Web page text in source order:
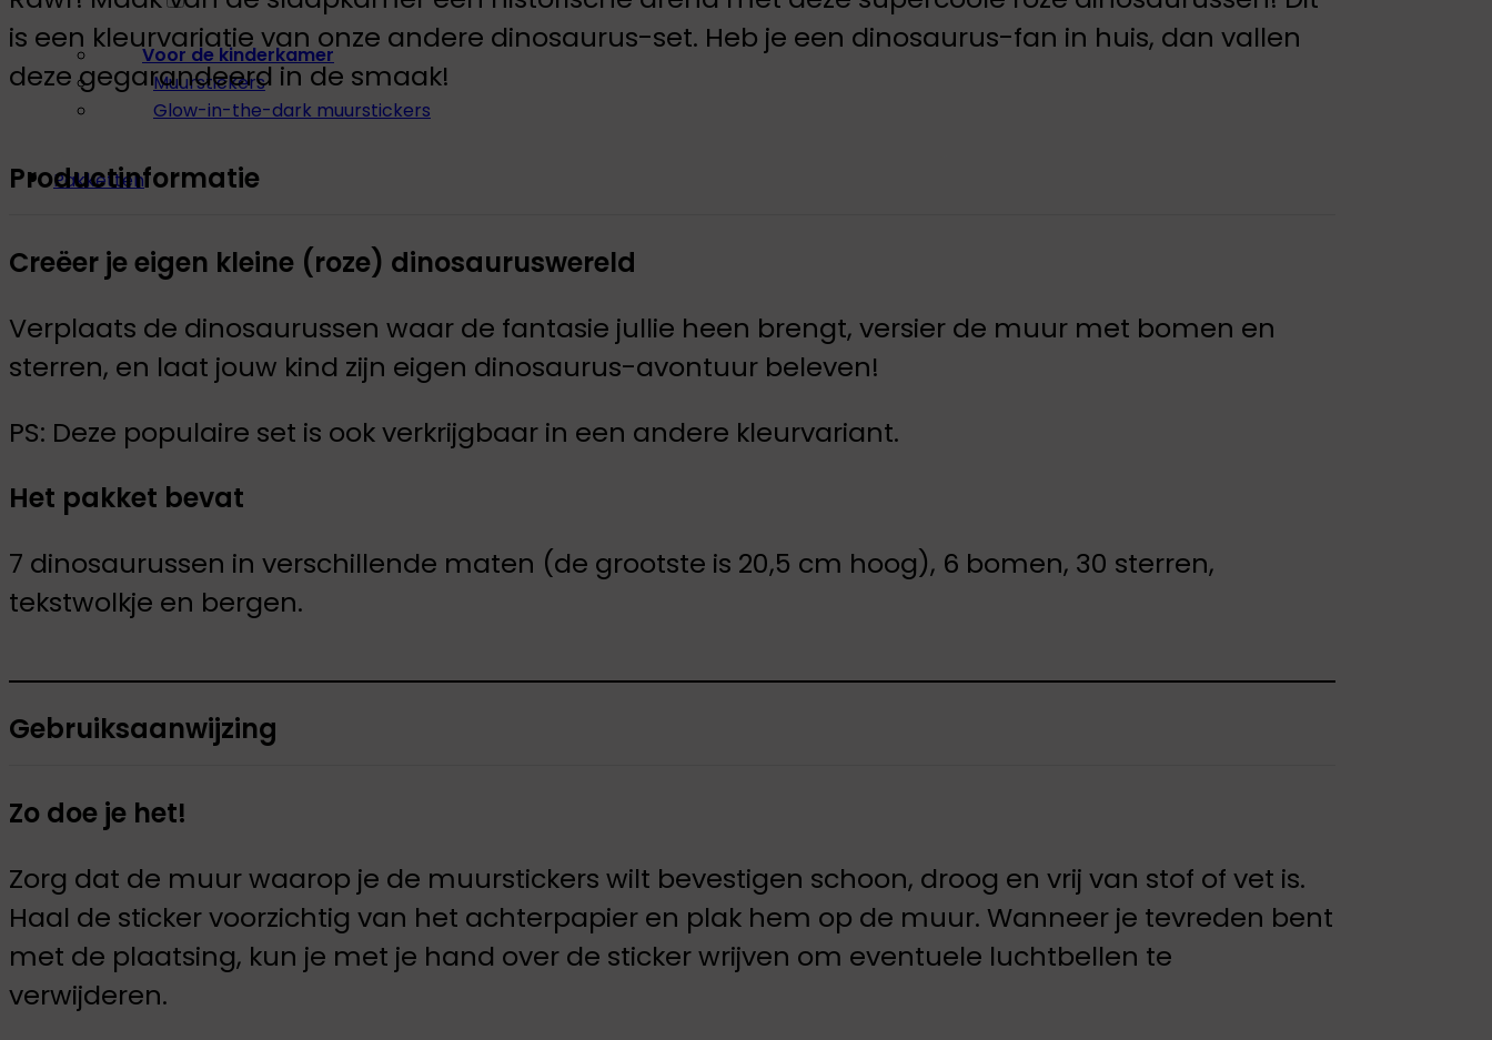
Voor de kinderkamer
Muurstickers
Glow-in-the-dark muurstickers
Pakketten
is een kleurvariatie van onze andere dinosaurus-set. Heb je een dinosaurus-fan in huis, dan vallen
deze gegarandeerd in de smaak!
Productinformatie
Creëer je eigen kleine (roze) dinosauruswereld
Verplaats de dinosaurussen waar de fantasie jullie heen brengt, versier de muur met bomen en
sterren, en laat jouw kind zijn eigen dinosaurus-avontuur beleven!
PS: Deze populaire set is ook verkrijgbaar in een andere kleurvariant.
Het pakket bevat
7 dinosaurussen in verschillende maten (de grootste is 20,5 cm hoog), 6 bomen, 30 sterren,
tekstwolkje en bergen.
Gebruiksaanwijzing
Zo doe je het!
Zorg dat de muur waarop je de muurstickers wilt bevestigen schoon, droog en vrij van stof of vet is.
Haal de sticker voorzichtig van het achterpapier en plak hem op de muur. Wanneer je tevreden bent
met de plaatsing, kun je met je hand over de sticker wrijven om eventuele luchtbellen te
verwijderen.